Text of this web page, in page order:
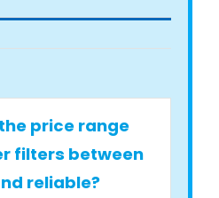
price range
filters between
reliable?